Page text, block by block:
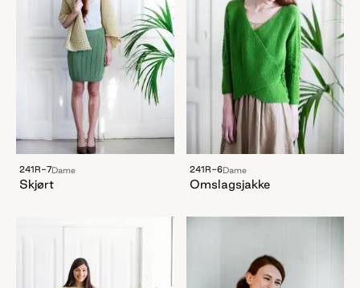
241R-7Dame
Skjørt
241R-6Dame
Omslagsjakke